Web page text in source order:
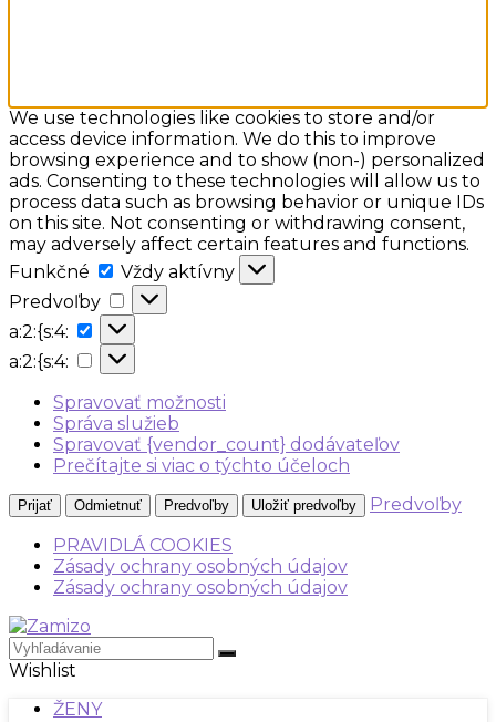
We use technologies like cookies to store and/or
access device information. We do this to improve
browsing experience and to show (non-) personalized
ads. Consenting to these technologies will allow us to
process data such as browsing behavior or unique IDs
on this site. Not consenting or withdrawing consent,
may adversely affect certain features and functions.
Funkčné
Funkčné
Vždy aktívny
Predvoľby
Predvoľby
a:2:{s:4:
a:2:
{s:4:
a:2:{s:4:
a:2:
{s:4:
Spravovať možnosti
Správa služieb
Spravovať {vendor_count} dodávateľov
Prečítajte si viac o týchto účeloch
Prijať Odmietnuť Predvoľby Uložiť predvoľby
Predvoľby
PRAVIDLÁ COOKIES
Zásady ochrany osobných údajov
Zásady ochrany osobných údajov
Wishlist
ŽENY